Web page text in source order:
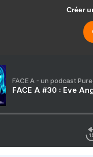
Créer
FACE A - un podcast
FACE A #30 : Eve